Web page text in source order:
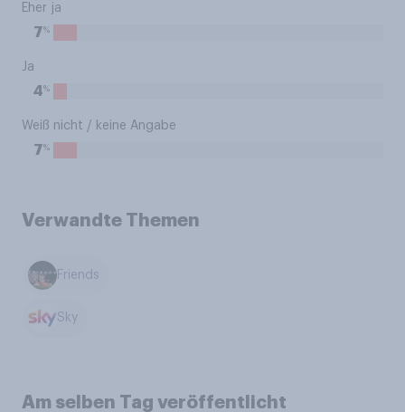
Eher ja
7%
Ja
4%
Weiß nicht / keine Angabe
7%
Verwandte Themen
Friends
Sky
Am selben Tag veröffentlicht